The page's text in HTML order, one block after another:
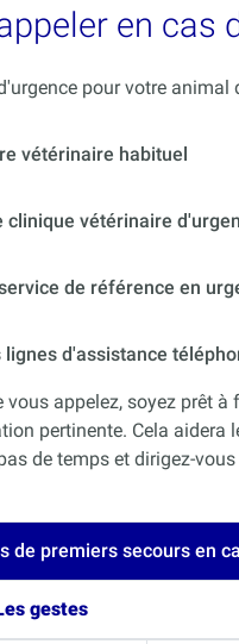
en cas
pour votre
vétérinaire habituel
clinique vétérinaire
de référence en
lignes d'assistance
vous appelez, soyez prêt
pertinente. Cela aidera
de temps et dirigez-
de premiers secours en
gestes